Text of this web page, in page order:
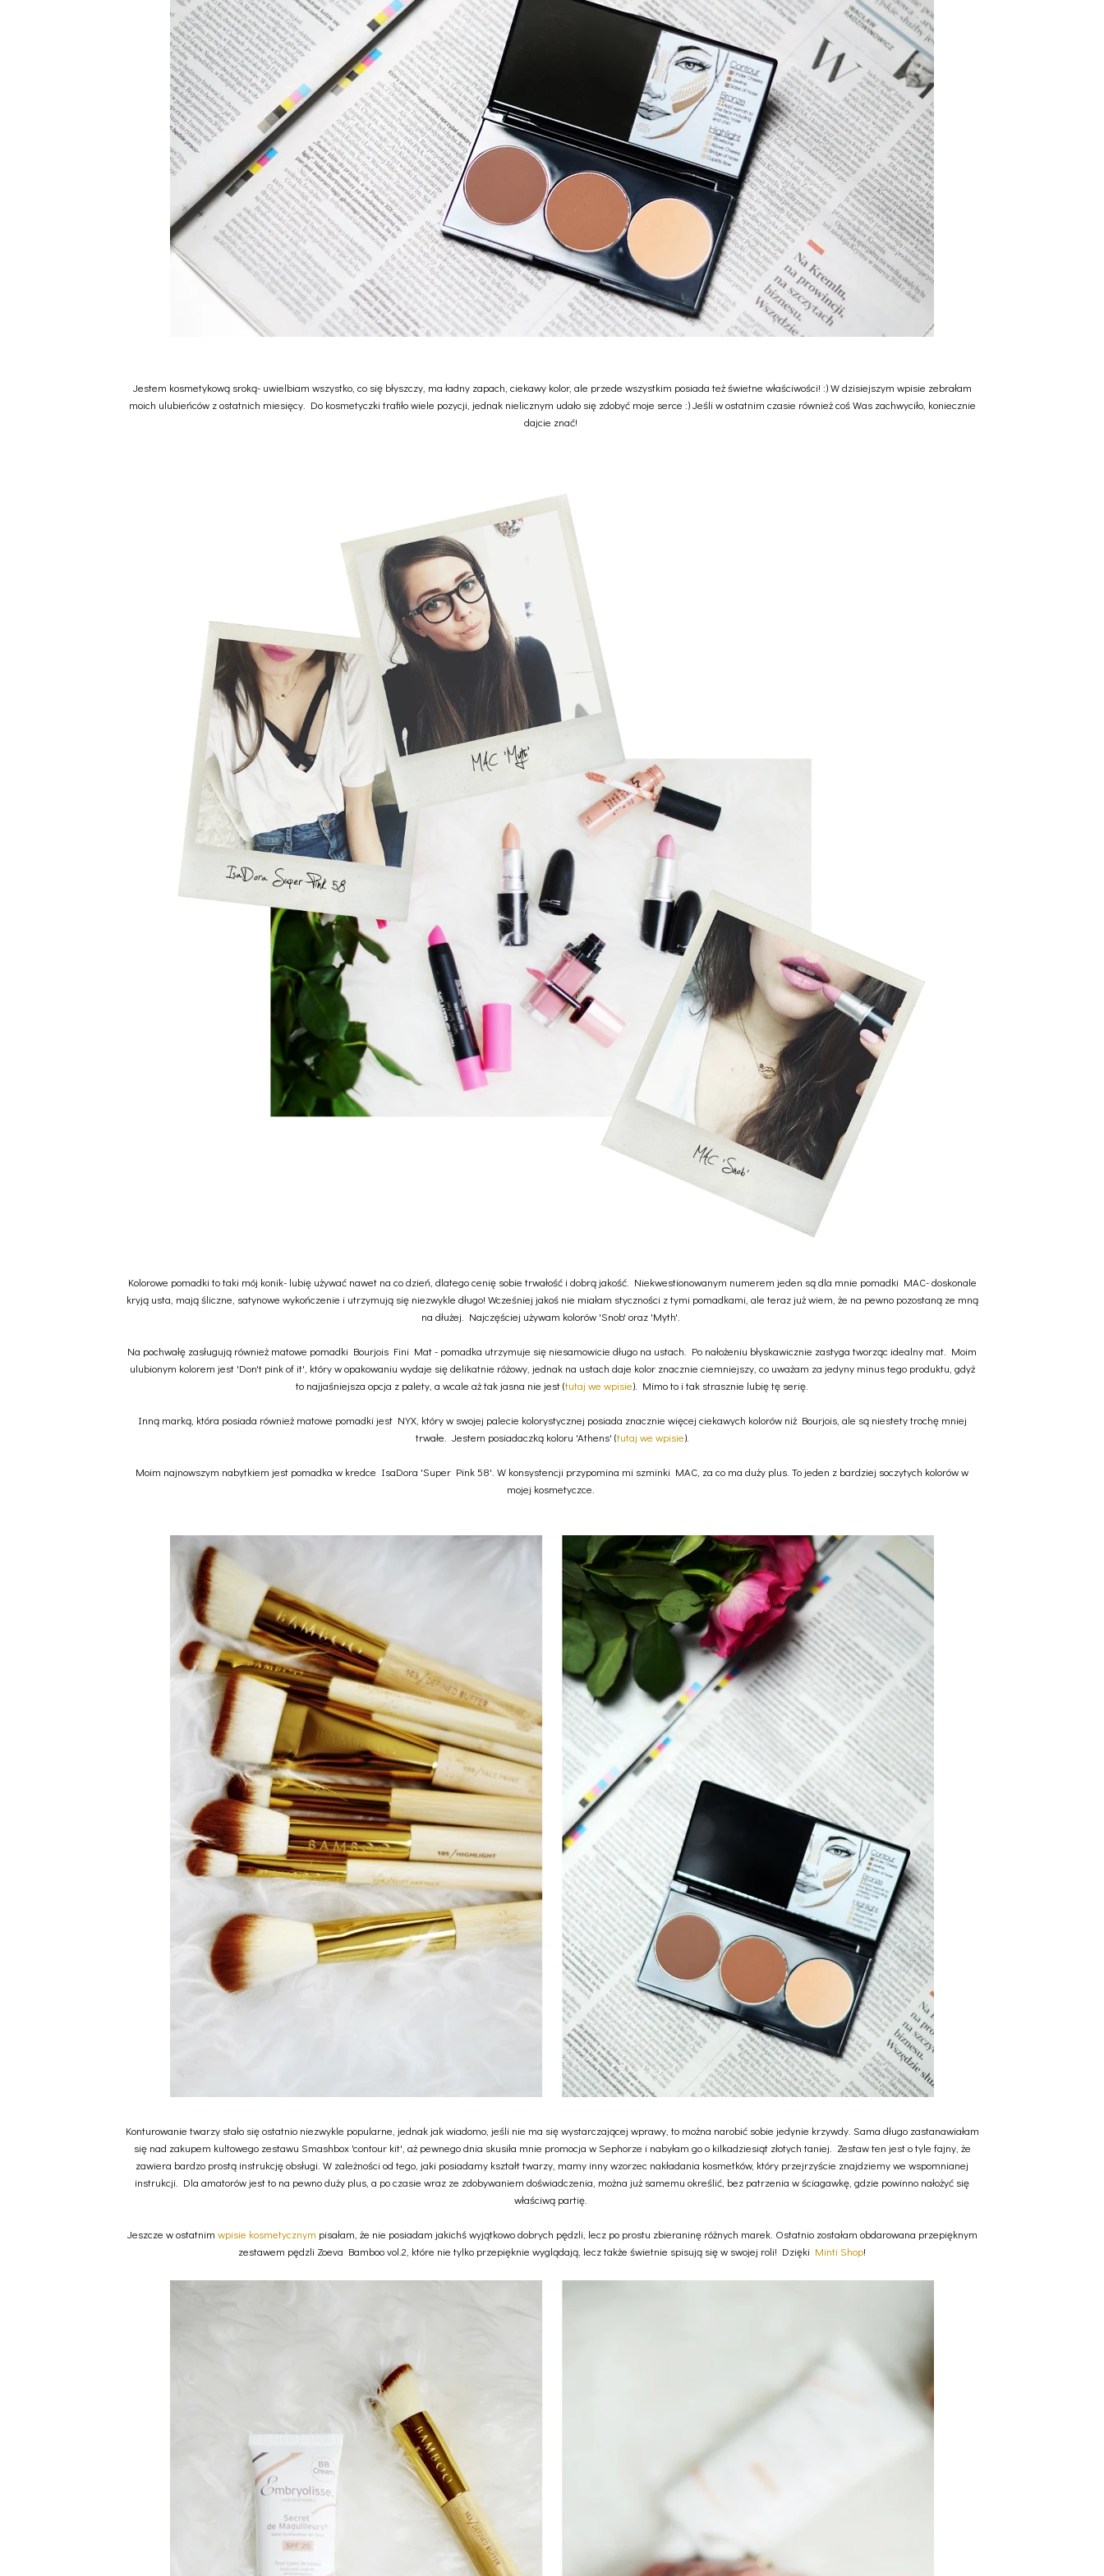
Jestem kosmetykową sroką- uwielbiam wszystko, co się błyszczy, ma ładny zapach, ciekawy kolor, ale przede wszystkim posiada też świetne właściwości! :) W dzisiejszym wpisie zebrałam
moich ulubieńców z ostatnich miesięcy. Do kosmetyczki trafiło wiele pozycji, jednak nielicznym udało się zdobyć moje serce :) Jeśli w ostatnim czasie również coś Was zachwyciło, koniecznie
dajcie znać!
Kolorowe pomadki to taki mój konik- lubię używać nawet na co dzień, dlatego cenię sobie trwałość i dobrą jakość. Niekwestionowanym numerem jeden są dla mnie pomadki MAC- doskonale
kryją usta, mają śliczne, satynowe wykończenie i utrzymują się niezwykle długo! Wcześniej jakoś nie miałam styczności z tymi pomadkami, ale teraz już wiem, że na pewno pozostaną ze mną
na dłużej. Najczęściej używam kolorów 'Snob' oraz 'Myth'.
Na pochwałę zasługują również matowe pomadki Bourjois Fini Mat - pomadka utrzymuje się niesamowicie długo na ustach. Po nałożeniu błyskawicznie zastyga tworząc idealny mat. Moim
ulubionym kolorem jest 'Don't pink of it', który w opakowaniu wydaje się delikatnie różowy, jednak na ustach daje kolor znacznie ciemniejszy, co uważam za jedyny minus tego produktu, gdyż
to najjaśniejsza opcja z palety, a wcale aż tak jasna nie jest(tutaj we wpisie). Mimo to i tak strasznie lubię tę serię.
Inną marką, która posiada również matowe pomadki jest NYX, który w swojej palecie kolorystycznej posiada znacznie więcej ciekawych kolorów niż Bourjois, ale są niestety trochę mniej
trwałe. Jestem posiadaczką koloru 'Athens' (tutaj we wpisie).
Moim najnowszym nabytkiem jest pomadka w kredce IsaDora 'Super Pink 58'. W konsystencji przypomina mi szminki MAC, za co ma duży plus. To jeden z bardziej soczytych kolorów w
mojej kosmetyczce.
Konturowanie twarzy stało się ostatnio niezwykle popularne, jednak jak wiadomo, jeśli nie ma się wystarczającej wprawy, to można narobić sobie jedynie krzywdy. Sama długo zastanawiałam
się nad zakupem kultowego zestawu Smashbox 'contour kit', aż pewnego dnia skusiła mnie promocja w Sephorze i nabyłam go o kilkadziesiąt złotych taniej. Zestaw ten jest o tyle fajny, że
zawiera bardzo prostą instrukcję obsługi. W zależności od tego, jaki posiadamy kształt twarzy, mamy inny wzorzec nakładania kosmetków, który przejrzyście znajdziemy we wspomnianej
instrukcji. Dla amatorów jest to na pewno duży plus, a po czasie wraz ze zdobywaniem doświadczenia, można już samemu określić, bez patrzenia w ściagawkę, gdzie powinno nałożyć się
właściwą partię.
Jeszcze w ostatnim wpisie kosmetycznym pisałam, że nie posiadam jakichś wyjątkowo dobrych pędzli, lecz po prostu zbieraninę różnych marek. Ostatnio zostałam obdarowana przepięknym
zestawem pędzli Zoeva Bamboo vol.2, które nie tylko przepięknie wyglądają, lecz także świetnie spisują się w swojej roli! Dzięki Minti Shop!